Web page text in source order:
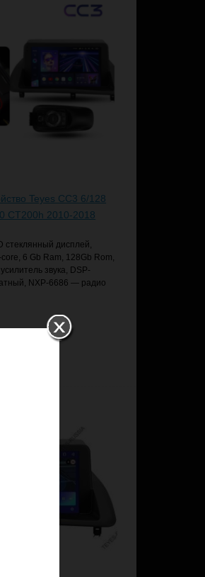
Teyes CC3 6/128
CT200h 2010-2018
стеклянный дисплей,
6 Gb Ram, 128Gb Rom,
звука, DSP-
NXP-6686 — радио